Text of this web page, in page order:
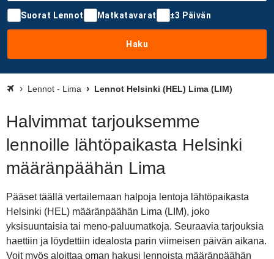
Suorat Lennot Matkatavarat ±3 Päivän
Haku
Lennot - Lima Lennot Helsinki (HEL) Lima (LIM)
Halvimmat tarjouksemme
lennoille lähtöpaikasta Helsinki
määränpäähän Lima
Pääset täällä vertailemaan halpoja lentoja lähtöpaikasta
Helsinki (HEL) määränpäähän Lima (LIM), joko
yksisuuntaisia tai meno-paluumatkoja. Seuraavia tarjouksia
haettiin ja löydettiin idealosta parin viimeisen päivän aikana.
Voit myös aloittaa oman hakusi lennoista määränpäähän